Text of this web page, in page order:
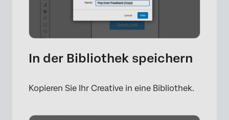
×
In der Bibliothek speichern
Kopieren Sie Ihr Creative in eine Bibliothek.